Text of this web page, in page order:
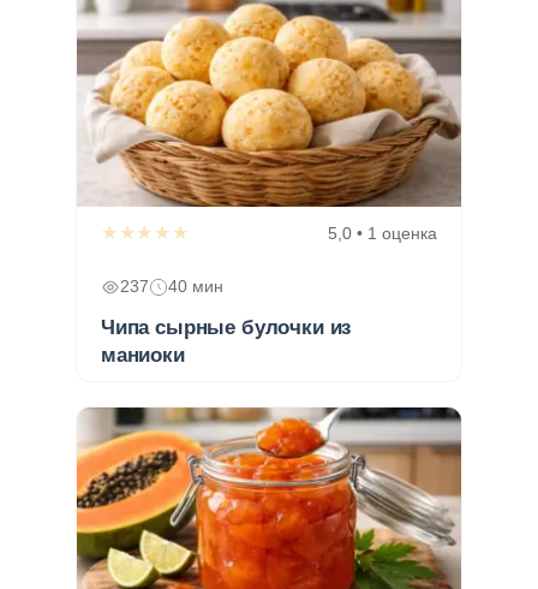
★★★★★ 5,0 • 1 оценка
237 40 мин
Чипа сырные булочки из
маниоки